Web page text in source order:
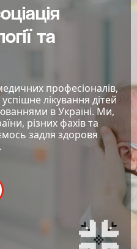
та
професіоналів,
лікування дітей
в Україні. Ми,
різних фахів та
задля здоровя